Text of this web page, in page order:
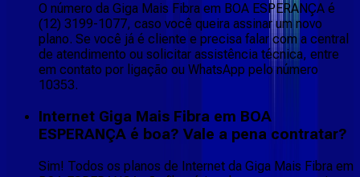
O número da Giga Mais Fibra em BOA ESPERANÇA é
(12) 3199-1077, caso você queira assinar um novo
plano. Se você já é cliente e precisa falar com a central
de atendimento ou solicitar assistência técnica, entre
em contato por ligação ou WhatsApp pelo número
10353.
Internet Giga Mais Fibra em BOA
ESPERANÇA é boa? Vale a pena contratar?
Sim! Todos os planos de Internet da Giga Mais Fibra em